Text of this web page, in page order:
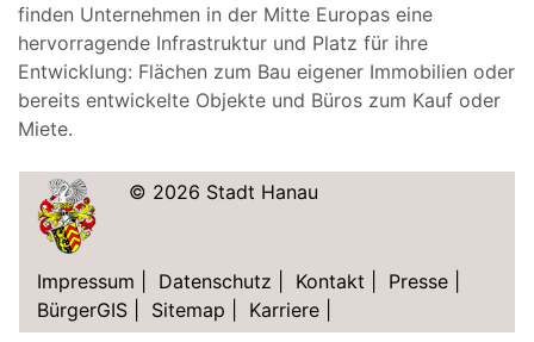
finden Unternehmen in der Mitte Europas eine
hervorragende Infrastruktur und Platz für ihre
Entwicklung: Flächen zum Bau eigener Immobilien oder
bereits entwickelte Objekte und Büros zum Kauf oder
Miete.
© 2026 Stadt Hanau
Impressum Datenschutz Kontakt Presse
BürgerGIS
Sitemap Karriere